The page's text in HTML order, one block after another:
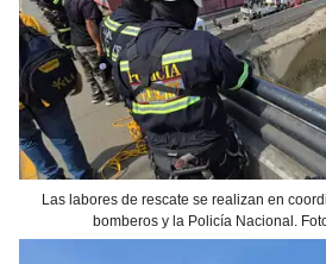
Las labores de rescate se realizan en
bomberos y la Policía Nacional.